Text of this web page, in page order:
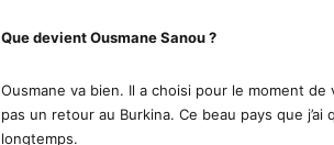
Que devient Ousmane Sanou ?
Ousmane va bien. Il a choisi pour le moment
pas un retour au Burkina. Ce beau pays que j’ai
longtemps.